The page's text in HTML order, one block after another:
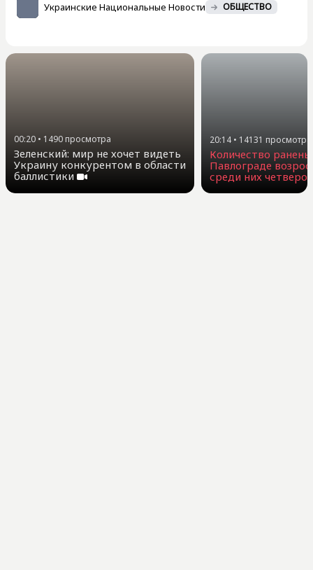
Украинские Национальные Новости ОБЩЕСТВО
00:20 • 1490 просмотра
Зеленский: мир не хочет видеть
Украину конкурентом в области
баллистики
20:14 • 14131 просмотра
Количество
Павлограде
среди них четверо